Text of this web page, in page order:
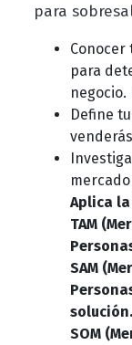
para
Conocer
para
negocio.
Define
Aplica la
TAM
SAM
solución.
SOM